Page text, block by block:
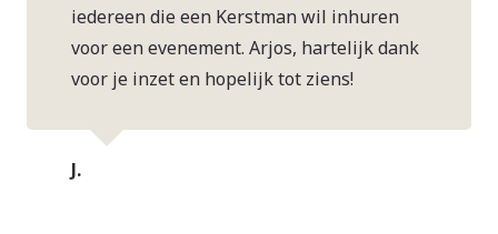
iedereen die een Kerstman wil inhuren
voor een evenement. Arjos, hartelijk dank
voor je inzet en hopelijk tot ziens!
J.